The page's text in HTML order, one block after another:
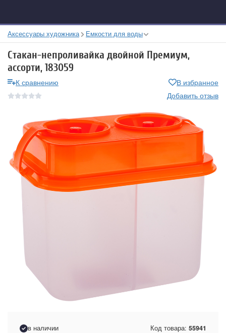
Аксессуары художника Емкости для воды
Стакан-непроливайка двойной Премиум,
ассорти, 183059
К сравнению
В избранное
Добавить отзыв
в наличии Код товара: 55941